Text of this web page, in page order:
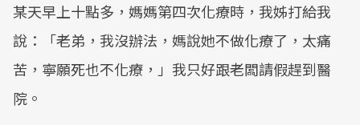
某天早上十點多，媽媽第四次化療時，我姊打給我
說：「老弟，我沒辦法，媽說她不做化療了，太痛
苦，寧願死也不化療，」我只好跟老闆請假趕到醫
院。